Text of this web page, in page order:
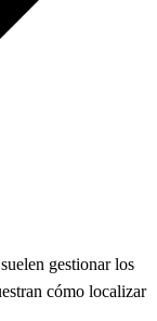
gestionar los
cómo localizar